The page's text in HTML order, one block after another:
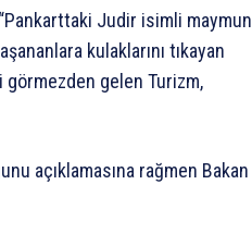
Judir isimli maymun
kulaklarını tıkayan
görmezden gelen Turizm,
açıklamasına rağmen Bakan